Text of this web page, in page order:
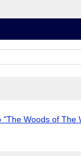
"The Woods of The